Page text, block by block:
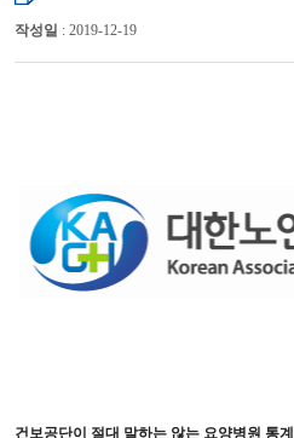
작성일 : 2019-12-19
건보공단이 절대 말하는 않는 요양병원 통계